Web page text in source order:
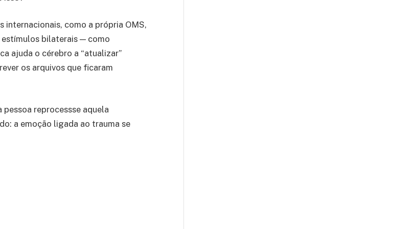
internacionais, como a própria OMS,
bilaterais — como
ajuda o cérebro a “atualizar”
os arquivos que ficaram
pessoa reprocessse aquela
a emoção ligada ao trauma se